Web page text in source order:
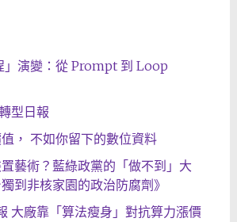
」演變：從 Prompt 到 Loop
型日報
， 不如你留下的數位資料
置藝術？藍綠政黨的「做不到」大
到非核家園的政治防腐劑》
大廠靠「算法瘦身」對抗算力漲價